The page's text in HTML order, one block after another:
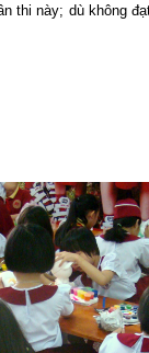
thi này; dù không